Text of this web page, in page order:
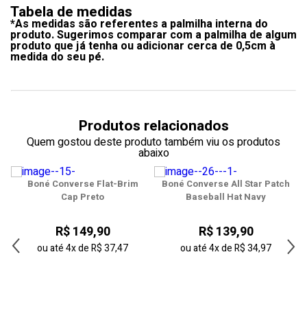
Tabela de medidas
*As medidas são referentes a palmilha interna do
produto. Sugerimos comparar com a palmilha de algum
produto que já tenha ou adicionar cerca de 0,5cm à
medida do seu pé.
Produtos relacionados
Quem gostou deste produto também viu os produtos
abaixo
Boné Converse Flat-Brim
Cap Preto
R$ 149,90
ou até4xdeR$ 37,47
Boné Converse All Star Patch
Baseball Hat Navy
R$ 139,90
ou até4xdeR$ 34,97